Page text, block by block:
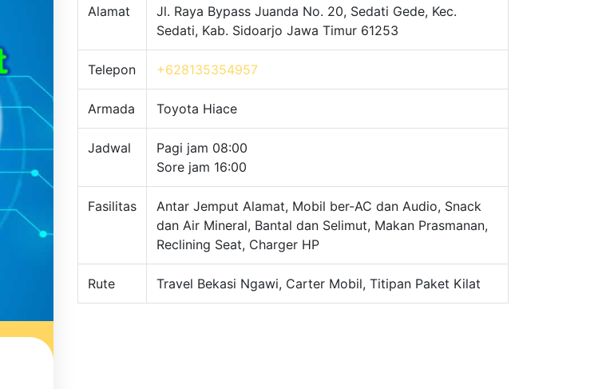
Alamat
Jl. Raya Bypass Juanda No. 20, Sedati Gede, Kec.
Sedati, Kab. Sidoarjo Jawa Timur 61253
Telepon +628135354957
Armada Toyota Hiace
Jadwal
Pagi jam 08:00
Sore jam 16:00
Fasilitas
Antar Jemput Alamat, Mobil ber-AC dan Audio, Snack
dan Air Mineral, Bantal dan Selimut, Makan Prasmanan,
Reclining Seat, Charger HP
Rute Travel Bekasi Ngawi, Carter Mobil, Titipan Paket Kilat